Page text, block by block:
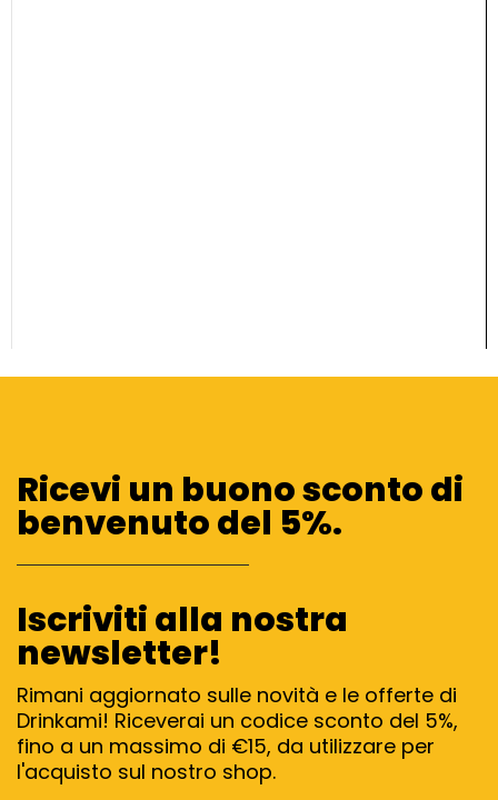
Ricevi un buono sconto di
benvenuto del 5%.
Iscriviti alla nostra
newsletter!
Rimani aggiornato sulle novità e le offerte di
Drinkami! Riceverai un codice sconto del 5%,
fino a un massimo di €15, da utilizzare per
l'acquisto sul nostro shop.